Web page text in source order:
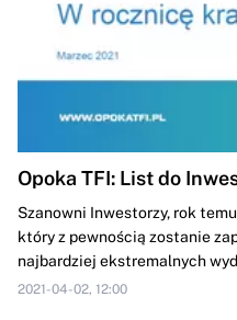
Opoka TFI: List do
Szanowni Inwestorzy, rok
który z pewnością zostanie
najbardziej ekstremalnych
2021-04-02, 12:00